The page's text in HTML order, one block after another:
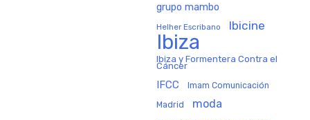
grupo mambo
Helher Escribano Ibicine
Ibiza
Ibiza y Formentera Contra el
Cáncer
IFCC Imam Comunicación
Madrid moda